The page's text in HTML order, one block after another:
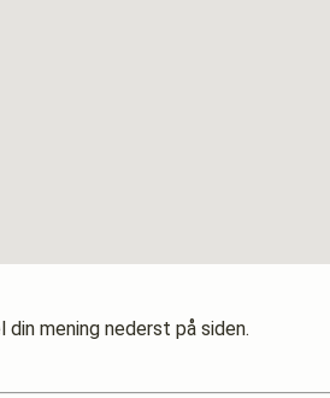
mening nederst på siden.